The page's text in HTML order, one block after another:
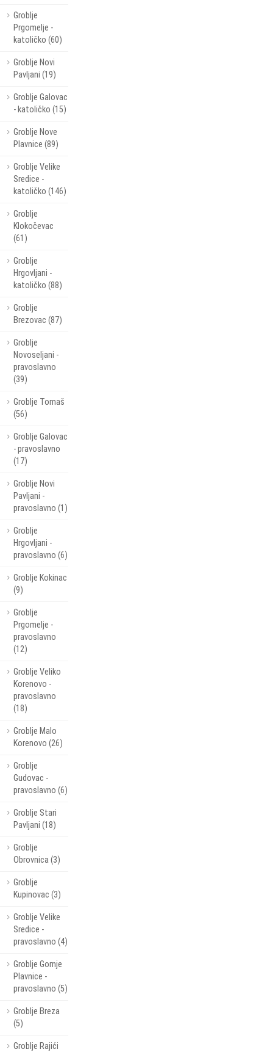
Groblje
Prgomelje -
katoličko (60)
Groblje Novi
Pavljani (19)
Groblje Galovac
- katoličko (15)
Groblje Nove
Plavnice (89)
Groblje Velike
Sredice -
katoličko (146)
Groblje
Klokočevac
(61)
Groblje
Hrgovljani -
katoličko (88)
Groblje
Brezovac (87)
Groblje
Novoseljani -
pravoslavno
(39)
Groblje Tomaš
(56)
Groblje Galovac
- pravoslavno
(17)
Groblje Novi
Pavljani -
pravoslavno (1)
Groblje
Hrgovljani -
pravoslavno (6)
Groblje Kokinac
(9)
Groblje
Prgomelje -
pravoslavno
(12)
Groblje Veliko
Korenovo -
pravoslavno
(18)
Groblje Malo
Korenovo (26)
Groblje
Gudovac -
pravoslavno (6)
Groblje Stari
Pavljani (18)
Groblje
Obrovnica (3)
Groblje
Kupinovac (3)
Groblje Velike
Sredice -
pravoslavno (4)
Groblje Gornje
Plavnice -
pravoslavno (5)
Groblje Breza
(5)
Groblje Rajići